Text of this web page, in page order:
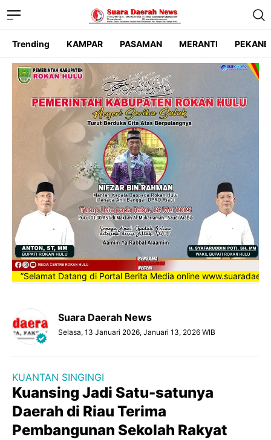
Trending KAMPAR PASAMAN MERANTI
”Selamat Datang di Portal Berita Media online
Suara Daerah News
Selasa, 13 Januari 2026, Januari 13, 2026 WIB
KUANTAN SINGINGI
Kuansing Jadi Satu-satunya
Daerah di Riau Terima
Pembangunan Sekolah Rakyat